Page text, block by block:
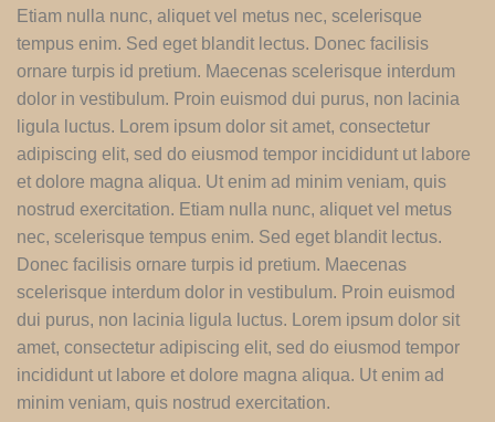
Etiam nulla nunc, aliquet vel metus nec, scelerisque
tempus enim. Sed eget blandit lectus. Donec facilisis
ornare turpis id pretium. Maecenas scelerisque interdum
dolor in vestibulum. Proin euismod dui purus, non lacinia
ligula luctus. Lorem ipsum dolor sit amet, consectetur
adipiscing elit, sed do eiusmod tempor incididunt ut labore
et dolore magna aliqua. Ut enim ad minim veniam, quis
nostrud exercitation. Etiam nulla nunc, aliquet vel metus
nec, scelerisque tempus enim. Sed eget blandit lectus.
Donec facilisis ornare turpis id pretium. Maecenas
scelerisque interdum dolor in vestibulum. Proin euismod
dui purus, non lacinia ligula luctus. Lorem ipsum dolor sit
amet, consectetur adipiscing elit, sed do eiusmod tempor
incididunt ut labore et dolore magna aliqua. Ut enim ad
minim veniam, quis nostrud exercitation.